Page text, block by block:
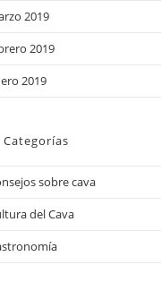
2019
2019
2019
Categorías
sobre cava
del Cava